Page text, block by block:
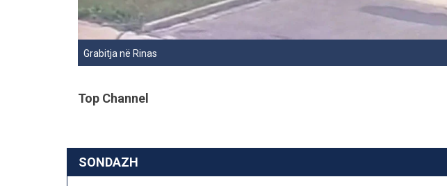
Grabitja në Rinas
Top Channel
SONDAZH